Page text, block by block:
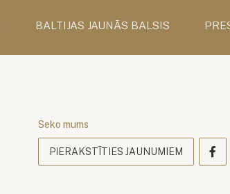
BALTIJAS JAUNĀS BALSIS
Seko mums
PIERAKSTĪTIES JAUNUMIEM